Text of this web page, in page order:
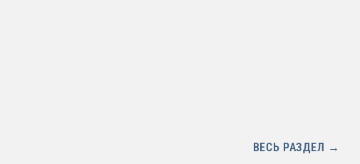
ВЕСЬ РАЗДЕЛ →